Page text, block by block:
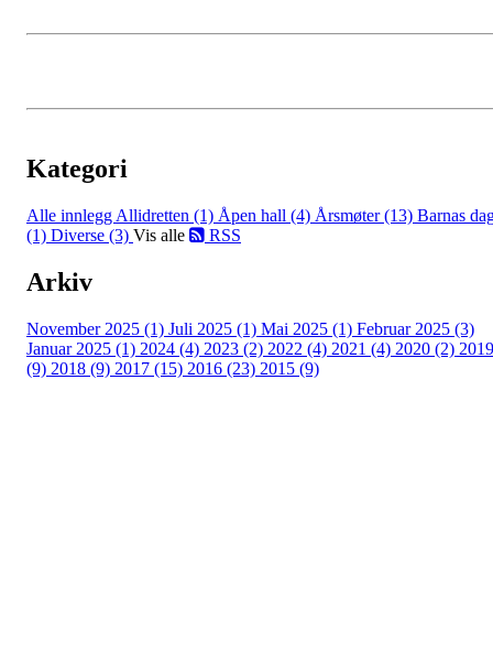
Kategori
Alle innlegg Allidretten (1) Åpen hall (4) Årsmøter (13) Barnas
(1) Diverse (3) Vis alle RSS
Arkiv
November 2025 (1) Juli 2025 (1) Mai 2025 (1) Februar 2025 (3)
Januar 2025 (1) 2024 (4) 2023 (2) 2022 (4) 2021 (4) 2020 (2) 2019
(9) 2018 (9) 2017 (15) 2016 (23) 2015 (9)